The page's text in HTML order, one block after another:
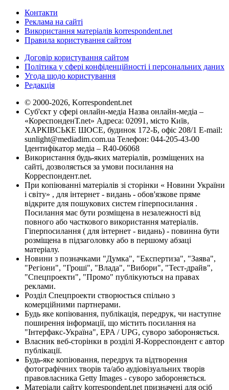
Контакти
Реклама на сайті
Використання матеріалів korrespondent.net
Правила користування сайтом
Договір користування сайтом
Політика у сфері конфіденційності і персональних даних
Угода щодо користування
Редакція
© 2000-2026, Korrespondent.net
Суб'єкт у сфері онлайн-медіа Назва онлайн-медіа –
«КореспонденТ.net» Адреса: 02091, місто Київ,
ХАРКІВСЬКЕ ШОСЕ, будинок 172-Б, офіс 208/1 E-mail:
sunlight@mediadim.com.ua Телефон: 044-205-43-00
Ідентифікатор медіа – R40-06068
Використання будь-яких матеріалів, розміщених на
сайті, дозволяється за умови посилання на
Корреспондент.net.
При копіюванні матеріалів зі сторінки « Новини України
і світу» , для інтернет - видань - обов'язкове пряме
відкрите для пошукових систем гіперпосилання .
Посилання має бути розміщена в незалежності від
повного або часткового використання матеріалів.
Гіперпосилання ( для інтернет - видань) - повинна бути
розміщена в підзаголовку або в першому абзаці
матеріалу.
Новини з позначками "Думка", "Експертиза", "Заява",
"Регіони", "Гроші", "Влада", "Вибори", "Тест-драйв",
"Спецпроекти", "Промо" публікуються на правах
реклами.
Розділ Спецпроекти створюється спільно з
комерційними партнерами.
Будь яке копіювання, публікація, передрук, чи наступне
поширення інформації, що містить посилання на
"Інтерфакс-Україна", EPA / UPG, суворо забороняється.
Власник веб-сторінки в розділі Я-Корреспондент є автор
публікації.
Будь-яке копіювання, передрук та відтворення
фотографічних творів та/або аудіовізуальних творів
правовласника Getty Images - суворо забороняється.
Матеріали сайту korrespondent.net призначені для осіб